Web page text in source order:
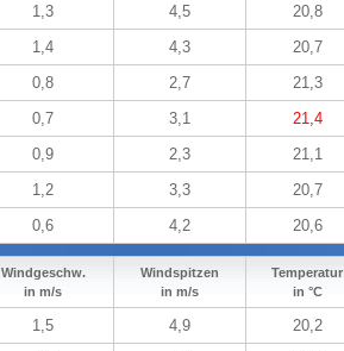
1,3 4,5 20,8
1,4 4,3 20,7
0,8 2,7 21,3
0,7 3,1 21,4
0,9 2,3 21,1
1,2 3,3 20,7
0,6 4,2 20,6
Windgeschw.
in m/s
Windspitzen
in m/s
Temperatur
in °C
1,5 4,9 20,2